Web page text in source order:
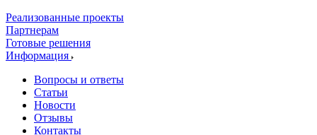
Реализованные проекты
Партнерам
Готовые решения
Информация
Вопросы и ответы
Статьи
Новости
Отзывы
Контакты